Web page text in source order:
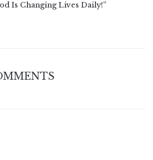
Is Changing Lives Daily!”